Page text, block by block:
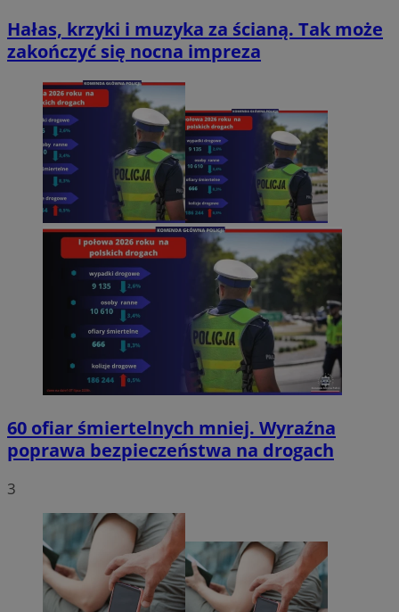
Hałas, krzyki i muzyka za ścianą. Tak może
zakończyć się nocna impreza
60 ofiar śmiertelnych mniej. Wyraźna
poprawa bezpieczeństwa na drogach
3